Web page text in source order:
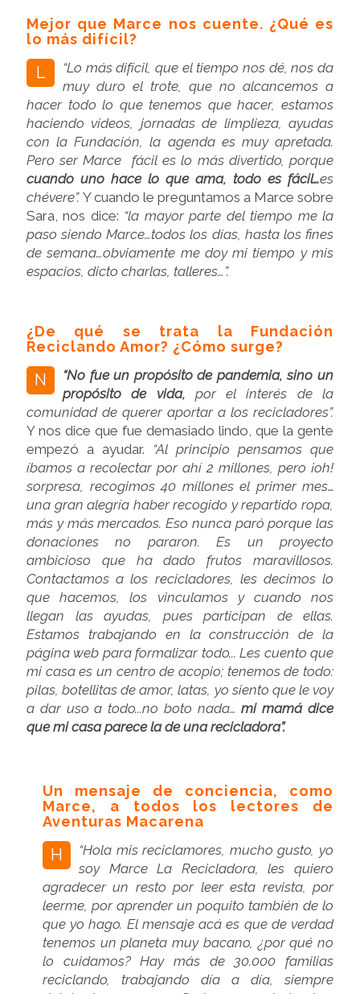
Mejor que Marce nos cuente. ¿Qué es
lo más difícil?
L
“Lo más difícil, que el tiempo nos dé, nos da
muy duro el trote, que no alcancemos a
hacer todo lo que tenemos que hacer, estamos
haciendo videos, jornadas de limplieza, ayudas
con la Fundación, la agenda es muy apretada.
Pero ser Marce
fácil es lo más divertido, porque
cuando uno hace lo que ama, todo es fácil…es
chévere”. Y cuando le preguntamos a Marce sobre
Sara, nos dice: “la mayor parte del tiempo me la
paso siendo Marce…todos los días, hasta los fines
de semana…obviamente me doy mi tiempo y mis
espacios, dicto charlas, talleres…”.
¿De qué se trata la Fundación
Reciclando Amor? ¿Cómo surge?
N
“No fue un propósito de pandemia, sino un
propósito de vida, por el interés de la
comunidad de querer aportar a los recicladores”.
Y nos dice que fue demasiado lindo, que la gente
empezó a ayudar. “Al principio pensamos que
íbamos a recolectar por ahí 2 millones, pero ¡oh!
sorpresa, recogimos 40 millones el primer mes…
una gran alegría haber recogido y repartido ropa,
más y más mercados. Eso nunca paró porque las
donaciones no pararon.
Es un proyecto
ambicioso que ha dado frutos maravillosos.
Contactamos a los recicladores, les decimos lo
que hacemos, los vinculamos y cuando nos
llegan las ayudas, pues participan de ellas.
Estamos trabajando en la construcción de la
página web para formalizar todo... Les cuento que
mi casa es un centro de acopio; tenemos de todo:
pilas, botellitas de amor, latas, yo siento que le voy
a dar uso a todo...no boto nada… mi mamá dice
que mi casa parece la de una recicladora”.
Un mensaje de conciencia, como
Marce, a todos los lectores de
Aventuras Macarena
H
“Hola mis reciclamores, mucho gusto, yo
soy Marce La Recicladora, les quiero
agradecer un resto por leer esta revista, por
leerme, por aprender un poquito también de lo
que yo hago. El mensaje acá es que de verdad
tenemos un planeta muy bacano, ¿por qué no
lo cuidamos? Hay más de 30.000 familias
reciclando, trabajando día a día, siempre